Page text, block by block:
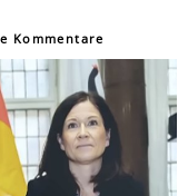
Kommentare